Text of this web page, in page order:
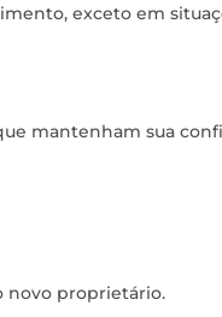
exceto em
mantenham sua
novo proprietário.